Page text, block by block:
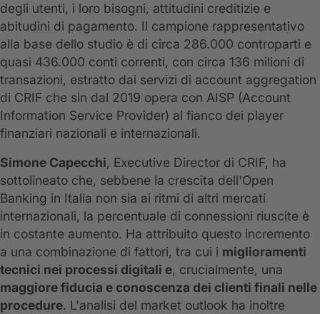
degli utenti, i loro bisogni, attitudini creditizie e
abitudini di pagamento. Il campione rappresentativo
alla base dello studio è di circa 286.000 controparti e
quasi 436.000 conti correnti, con circa 136 milioni di
transazioni, estratto dai servizi di account aggregation
di CRIF che sin dal 2019 opera con AISP (Account
Information Service Provider) al fianco dei player
finanziari nazionali e internazionali.
Simone Capecchi, Executive Director di CRIF, ha
sottolineato che, sebbene la crescita dell'Open
Banking in Italia non sia ai ritmi di altri mercati
internazionali, la percentuale di connessioni riuscite è
in costante aumento. Ha attribuito questo incremento
a una combinazione di fattori, tra cui i miglioramenti
tecnici nei processi digitali e, crucialmente, una
maggiore fiducia e conoscenza dei clienti finali nelle
procedure. L'analisi del market outlook ha inoltre